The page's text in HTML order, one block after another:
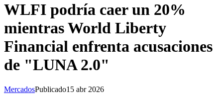
WLFI podría caer un 20%
mientras World Liberty
Financial enfrenta acusaciones
de "LUNA 2.0"
MercadosPublicado15 abr 2026